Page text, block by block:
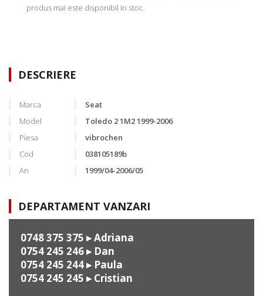
produs mai este disponibil in stoc.
DESCRIERE
Marca
Seat
Model
Toledo 2 1M2 1999-2006
Piesa
vibrochen
Cod
038105189b
An
1999/04-2006/05
DEPARTAMENT VANZARI
0748 375 375 ▸ Adriana
0754 245 246▸ Dan
0754 245 244▸ Paula
0754 245 245 ▸ Cristian